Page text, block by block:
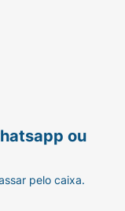
ou
pelo caixa.